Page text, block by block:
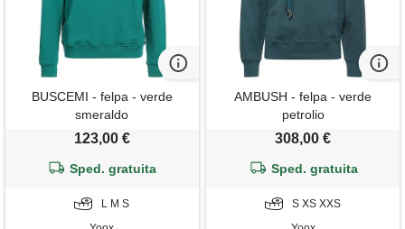
BUSCEMI - felpa - verde
smeraldo
123,00 €
Sped. gratuita
L M S
AMBUSH - felpa - verde
petrolio
308,00 €
Sped. gratuita
S XS XXS